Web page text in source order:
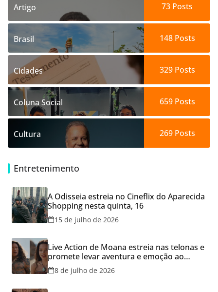
Artigo 73 Posts
Brasil 148Posts
Cidades 329Posts
Coluna Social 659Posts
Cultura 269Posts
Entretenimento
A Odisseia estreia no Cineflix do Aparecida
Shopping nesta quinta, 16
15 de julho de 2026
Live Action de Moana estreia nas telonas e
promete levar aventura e emoção ao
Cineflix do Aparecida Shopping
8 de julho de 2026